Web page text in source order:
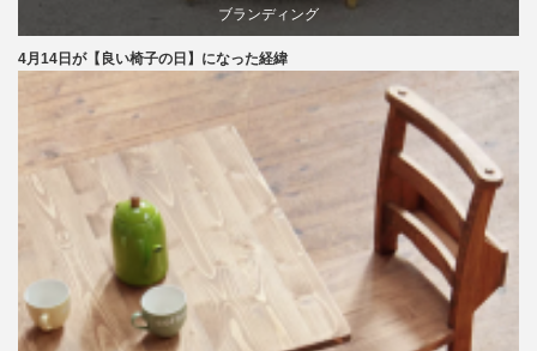
ブランディング
マーケティング
旭川
4月14日が【良い椅子の日】になった経緯